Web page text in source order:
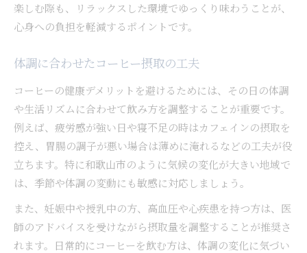
楽しむ際も、リラックスした環境でゆっくり味わうことが、
心身への負担を軽減するポイントです。
体調に合わせたコーヒー摂取の工夫
コーヒーの健康デメリットを避けるためには、その日の体調
や生活リズムに合わせて飲み方を調整することが重要です。
例えば、疲労感が強い日や寝不足の時はカフェインの摂取を
控え、胃腸の調子が悪い場合は薄めに淹れるなどの工夫が役
立ちます。特に和歌山市のように気候の変化が大きい地域で
は、季節や体調の変動にも敏感に対応しましょう。
また、妊娠中や授乳中の方、高血圧や心疾患を持つ方は、医
師のアドバイスを受けながら摂取量を調整することが推奨さ
れます。日常的にコーヒーを飲む方は、体調の変化に気づい